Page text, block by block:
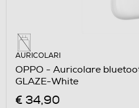
AURICOLARI
OPPO - Auricolare
GLAZE-White
€ 34,90